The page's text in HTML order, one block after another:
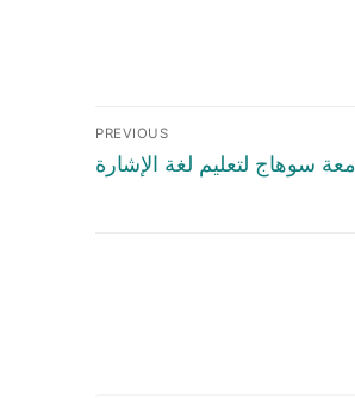
PREVIOUS
سوهاج لتعليم لغة الإشارة